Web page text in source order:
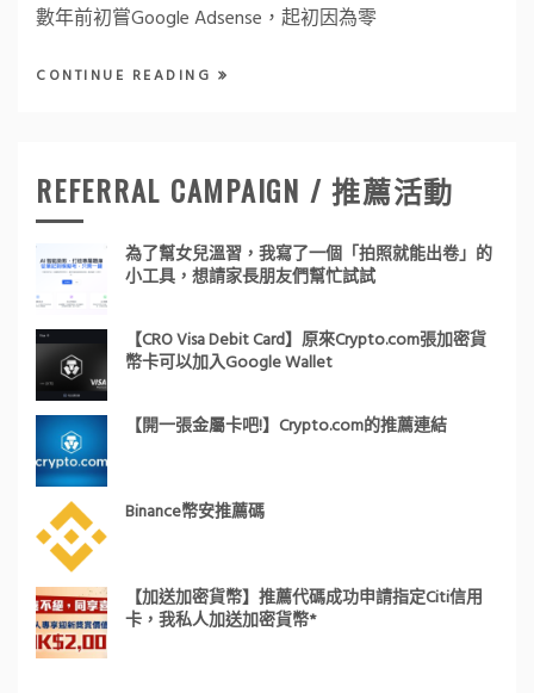
數年前初嘗Google Adsense，起初因為零
CONTINUE READING
REFERRAL CAMPAIGN / 推薦活動
為了幫女兒溫習，我寫了一個「拍照就能出卷」的
小工具，想請家長朋友們幫忙試試
【CRO Visa Debit Card】原來Crypto.com張加密貨
幣卡可以加入Google Wallet
【開一張金屬卡吧!】Crypto.com的推薦連結
Binance幣安推薦碼
【加送加密貨幣】推薦代碼成功申請指定Citi信用
卡，我私人加送加密貨幣*